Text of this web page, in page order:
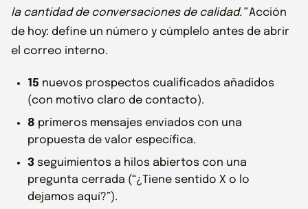
la cantidad de conversaciones de calidad.”Acción
de hoy: define un número y cúmplelo antes de abrir
el correo interno.
15 nuevos prospectos cualificados añadidos
(con motivo claro de contacto).
8 primeros mensajes enviados con una
propuesta de valor específica.
3 seguimientos a hilos abiertos con una
pregunta cerrada (“¿Tiene sentido X o lo
dejamos aquí?”).